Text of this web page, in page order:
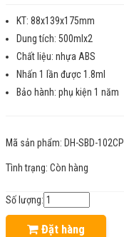
KT: 88x139x175mm
Dung tích: 500mlx2
Chất liệu: nhựa ABS
Nhấn 1 lần được 1.8ml
Bảo hành: phụ kiện 1 năm
Mã sản phẩm: DH-SBD-102CP
Tình trạng: Còn hàng
Số lượng:
Đặt hàng